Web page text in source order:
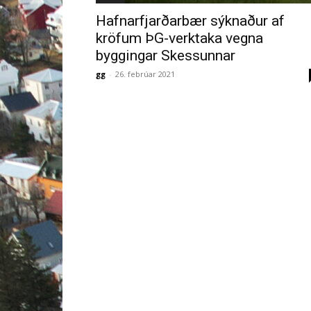
Hafnarfjarðarbær sýknaður af
kröfum ÞG-verktaka vegna
byggingar Skessunnar
gg - 26. febrúar 2021